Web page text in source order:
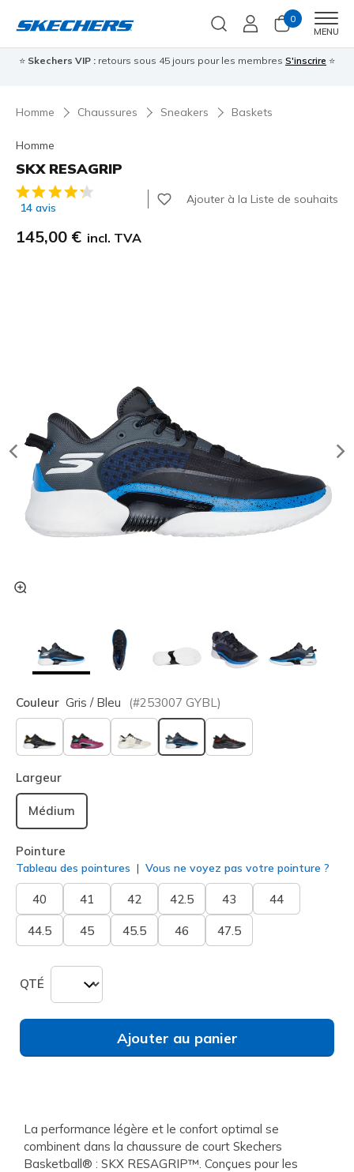
0
MENU
⭐ Skechers VIP : retours sous 45 jours pour les membres S'inscrire ⭐
Homme Chaussures Sneakers Baskets
Homme
SKX RESAGRIP
Évaluation client 3,3 sur 5
14 avis
Ajouter à la Liste de souhaits
145,00 € incl. TVA
Couleur Gris / Bleu (#253007 GYBL )
sélectionné
Largeur
Médium
Pointure
Tableau des pointures Vous ne voyez pas votre pointure ?
40 41 42 42.5 43 44
44.5 45 45.5 46 47.5
QTÉ
Ajouter au panier
La performance légère et le confort optimal se
combinent dans la chaussure de court Skechers
Basketball® : SKX RESAGRIP™. Conçues pour les